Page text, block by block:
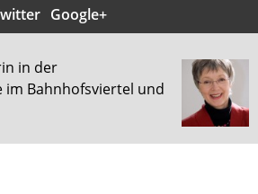
Google+
in der
im Bahnhofsviertel und